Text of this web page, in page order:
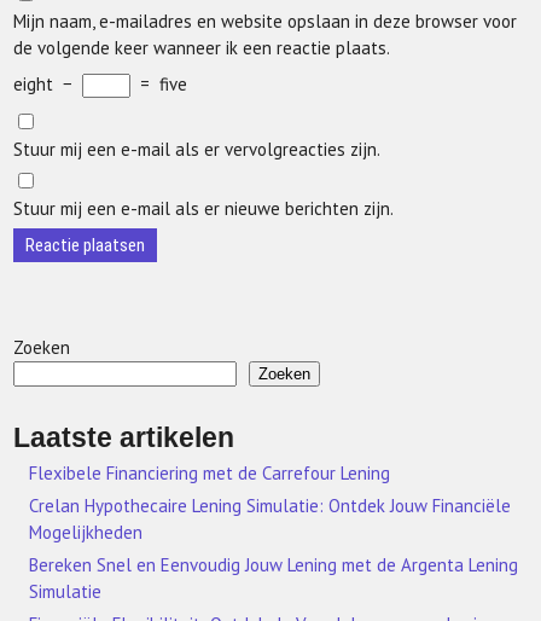
Mijn naam, e-mailadres en website opslaan in deze browser voor
de volgende keer wanneer ik een reactie plaats.
eight − = five
Stuur mij een e-mail als er vervolgreacties zijn.
Stuur mij een e-mail als er nieuwe berichten zijn.
Zoeken
Zoeken
Laatste artikelen
Flexibele Financiering met de Carrefour Lening
Crelan Hypothecaire Lening Simulatie: Ontdek Jouw Financiële
Mogelijkheden
Bereken Snel en Eenvoudig Jouw Lening met de Argenta Lening
Simulatie